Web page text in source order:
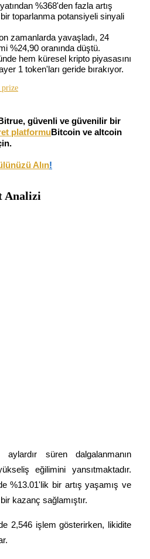
kullanan vadeli işlemler
olmak üzere büyük veri analizi.
%368'den fazla artış
toparlanma potansiyeli sinyali
zamanlarda yavaşladı, 24
%24,90 oranında düştü.
hem küresel kripto piyasasını
1 token'ları geride bırakıyor.
güvenli ve güvenilir bir
platformuBitcoin ve altcoin
Alın!
Analizi
aylardır süren dalgalanmanın
eğilimini yansıtmaktadır.
%13.01'lik bir artış yaşamış ve
kazanç sağlamıştır.
2,546 işlem gösterirken, likidite